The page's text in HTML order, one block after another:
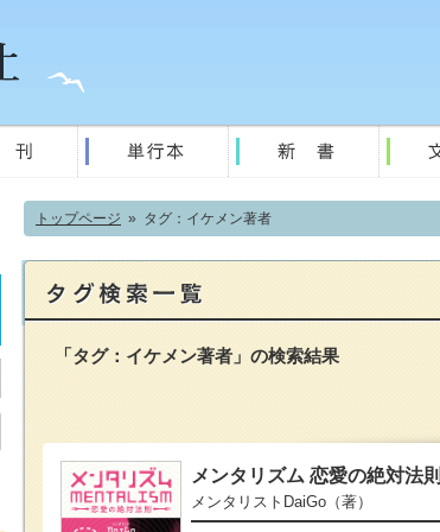
トップページ » タグ：イケメン著者
「タグ：イケメン著者」の検索結果
メンタリズム 恋愛の絶対法則
メンタリストDaiGo （著）